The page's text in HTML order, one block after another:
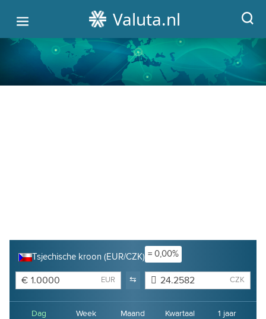
Valuta.nl
ALLE WISSELKOERSEN
Tsjechische kroon (EUR/CZK) = 0,00%
€ EUR ⇆ CZK
Dag Week Maand Kwartaal 1 jaar